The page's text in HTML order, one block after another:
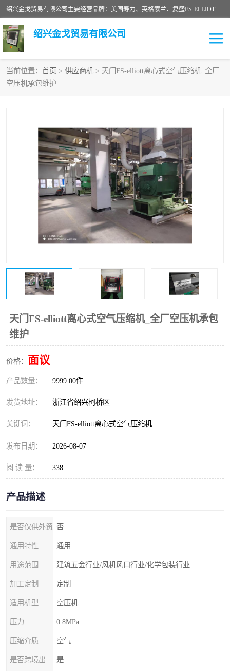
绍兴金戈贸易有限公司主要经营品牌：美国寿力、英格索兰、复盛FS-ELLIOTT，库伯COOPER、阿特拉斯等品牌空压机及配件销售；承接全厂空气压缩机管理、维护保养；节能改造；气体干燥机销售、维护、维修、保养。销售各种品牌空压机空气滤芯、油滤芯、油气分离器；精密过滤器滤芯；除油雾滤芯；抽真空滤芯，消音器，疏水器。劳务承接：全厂空压机维修保养工程，安装工程；移机或汰换工程；节能改造工程等。
绍兴金戈贸易有限公司
当前位置： 首页 > 供应商机 > 天门FS-elliott离心式空气压缩机_全厂
空压机承包维护
天门FS-elliott离心式空气压缩机_全厂空压机承包
维护
价格： 面议
产品数量： 9999.00件
发货地址： 浙江省绍兴柯桥区
关键词： 天门FS-elliott离心式空气压缩机
发布日期： 2026-08-07
阅 读 量： 338
产品描述
是否仅供外贸 否
通用特性 通用
用途范围 建筑五金行业/风机风口行业/化学包装行业
加工定制 定制
适用机型 空压机
压力 0.8MPa
压缩介质 空气
是
二手空压机
中车鼓风机 闽台富源特种陶瓷
美国寿力空压机零部件 英格索兰离心机空滤芯
英格索兰COOPER离心机 库伯卡麦隆离心机零件
微电脑控制器 离心式压缩机高速转子组
复盛离心机零件 中冷耐高温气侧密封胶垫
冷却器 复盛FS-elliott离心机零件
CAMERON空压机维修 CAMERON空压机显示屏